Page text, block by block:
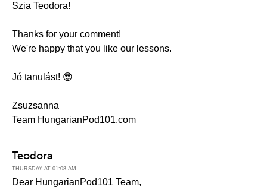
Szia Teodora!
Thanks for your comment!
We're happy that you like our lessons.
Jó tanulást! 😎
Zsuzsanna
Team HungarianPod101.com
Teodora
THURSDAY AT 01:08 AM
Dear HungarianPod101 Team,